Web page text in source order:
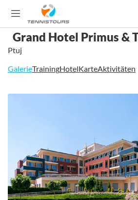
Grand Hotel Primus &
Ptuj
GalerieTrainingHotelKarteAktivitäten